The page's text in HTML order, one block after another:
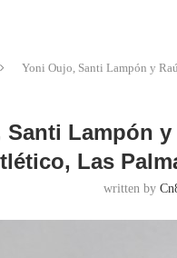
Yoni Oujo, Santi Lampón y
Santi Lampón
Las
written by